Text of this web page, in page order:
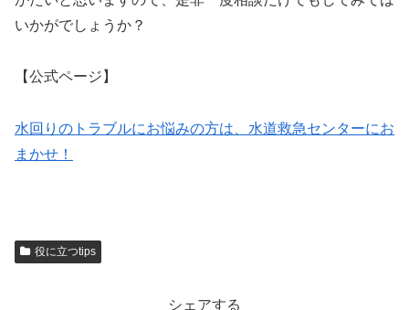
いかがでしょうか？
【公式ページ】
水回りのトラブルにお悩みの方は、水道救急センターにお
まかせ！
役に立つtips
シェアする